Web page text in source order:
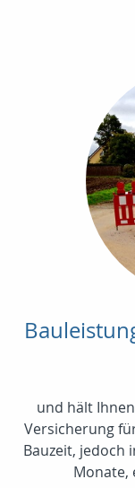
und hält
Versicherung
Bauzeit, jedoch
Monate,